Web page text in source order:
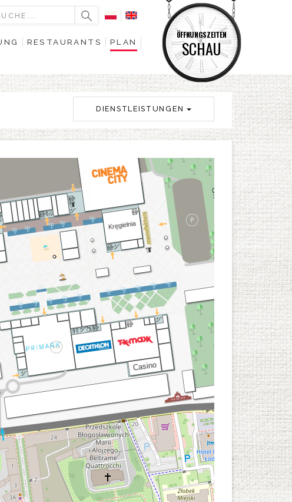
ÖFFNUNGSZEITEN
SCHAU
RESTAURANTS
PLAN
DIENSTLEISTUNGEN